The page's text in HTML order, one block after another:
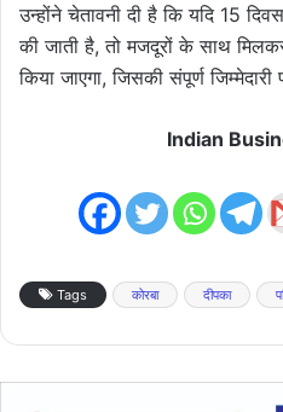
उन्होंने चेतावनी दी है कि यदि 15
की जाती है, तो मजदूरों के साथ
किया जाएगा, जिसकी संपूर्ण जिम्मेदारी
Indian
Tags कोरबा दीपका